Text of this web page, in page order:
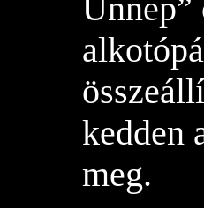
kedden
meg.